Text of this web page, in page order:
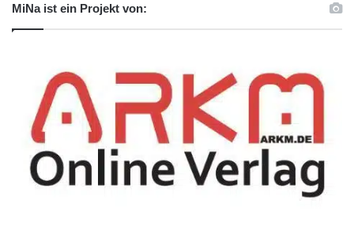
MiNa ist ein Projekt von: